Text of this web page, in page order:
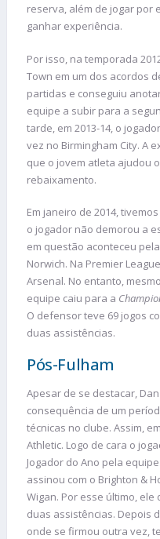
reserva, além de jogar por
ganhar experiência.
Por isso, na temporada
Town em um dos acordos
partidas e conseguiu
equipe a subir para a
tarde, em 2013-14, o
vez no Birmingham City. A
que o jovem atleta ajudou
rebaixamento.
Em janeiro de 2014,
o jogador não demorou a
em questão aconteceu
Norwich. Na Premier
Arsenal. No entanto,
equipe caiu para a
O defensor teve 69 jogos
duas assistências.
Pós-Fulham
Apesar de se destacar,
consequência de um
técnicas no clube. Assim,
Athletic. Logo de cara o
Jogador do Ano pela
assinou com o Brighton &
Wigan. Por esse último,
duas assistências. Depois
onde se firmou outra vez,